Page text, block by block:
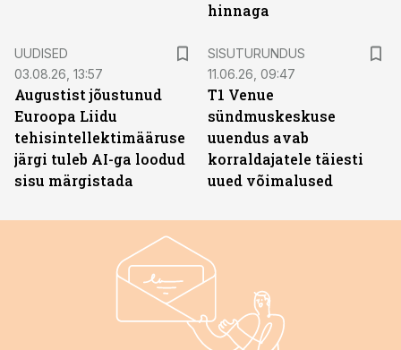
hinnaga
UUDISED
03.08.26, 13:57
Augustist jõustunud
Euroopa Liidu
tehisintellektimääruse
järgi tuleb AI-ga loodud
sisu märgistada
SISUTURUNDUS
11.06.26, 09:47
T1 Venue
sündmuskeskuse
uuendus avab
korraldajatele täiesti
uued võimalused